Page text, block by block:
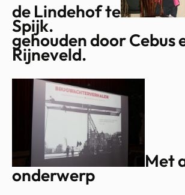
de Lindehof te
Spijk.
gehouden door Cebus
Rijneveld.
Met
onderwerp